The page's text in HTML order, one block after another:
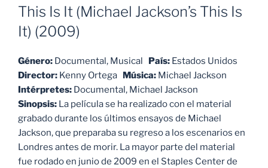
EL
This Is It (Michael Jackson’s This Is
It) (2009)
Género: Documental, Musical País: Estados Unidos
Director: Kenny Ortega Música: Michael Jackson
Intérpretes: Documental, Michael Jackson
Sinopsis: La película se ha realizado con el material
grabado durante los últimos ensayos de Michael
Jackson, que preparaba su regreso a los escenarios en
Londres antes de morir. La mayor parte del material
fue rodado en junio de 2009 en el Staples Center de